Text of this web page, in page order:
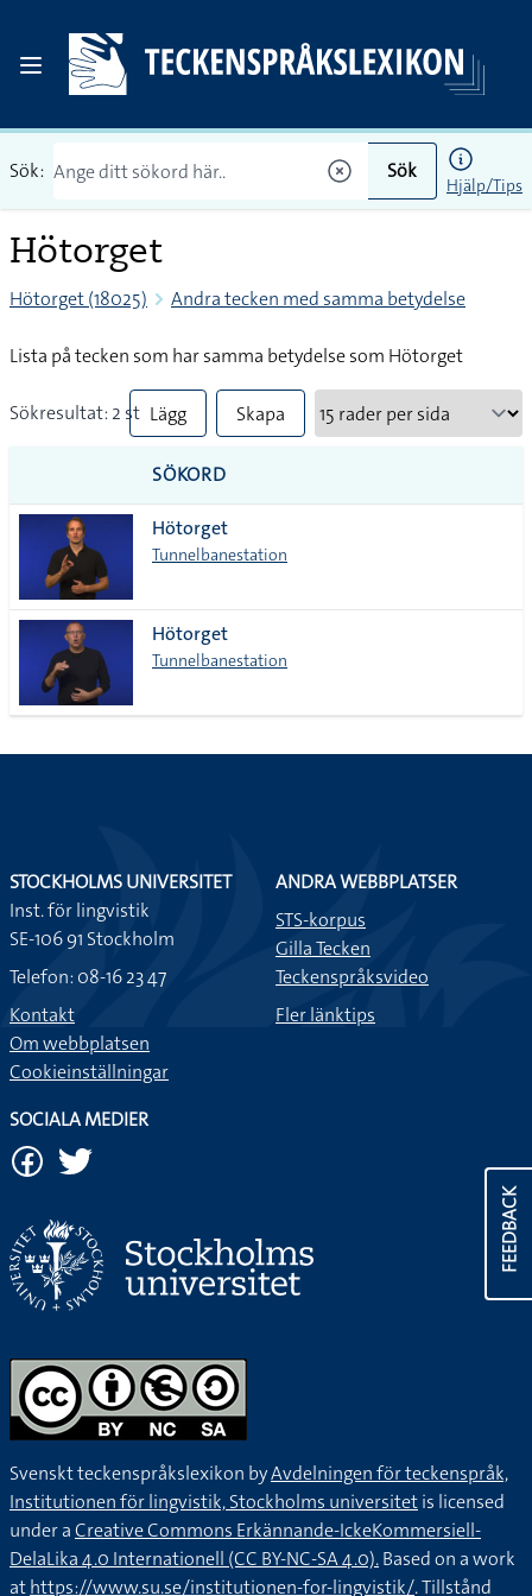
Sök: Sök
Hjälp/Tips
Hötorget
Hötorget (18025) Andra tecken med samma betydelse
Lista på tecken som har samma betydelse som Hötorget
Sökresultat: 2 st Lägg
till
alla i
lista
Skapa
SÖKORD
Hötorget
Tunnelbanestation
Hötorget
Tunnelbanestation
FEEDBACK
STOCKHOLMS UNIVERSITET
Inst. för lingvistik
SE-106 91 Stockholm
Telefon: 08-16 23 47
Kontakt
Om webbplatsen
Cookieinställningar
ANDRA WEBBPLATSER
STS-korpus
Gilla Tecken
Teckenspråksvideo
Fler länktips
SOCIALA MEDIER
Svenskt teckenspråkslexikon byAvdelningen för teckenspråk,
Institutionen för lingvistik, Stockholms universitetis licensed
under aCreative Commons Erkännande-IckeKommersiell-
DelaLika 4.0 Internationell (CC BY-NC-SA 4.0).Based on a work
athttps://www.su.se/institutionen-for-lingvistik/. Tillstånd